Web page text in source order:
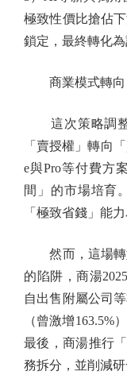
極致性價比搶佔
鎖定，最終轉化為
商業模式轉向
這次策略調整
「賣授權」轉向
e與Pro等付費方
間」的市場培育
「極致省錢」能
然而，這場轉
的陷阱，商湯
自出售附屬公司
（曾激增163.5%
最後，商湯推行
務拆分，並削減